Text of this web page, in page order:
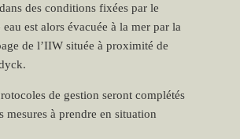
des conditions fixées par le
est alors évacuée à la mer par la
de l’IIW située à proximité de
de gestion seront complétés
mesures à prendre en situation